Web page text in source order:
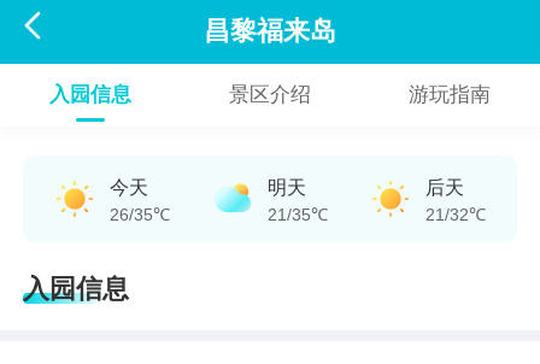
 昌黎福来岛
入园信息 景区介绍 游玩指南
今天
26/35℃
明天
21/35℃
后天
21/32℃
入园信息